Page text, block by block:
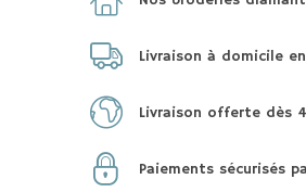
Livraison à domicile
Livraison offerte dès
Paiements sécurisés